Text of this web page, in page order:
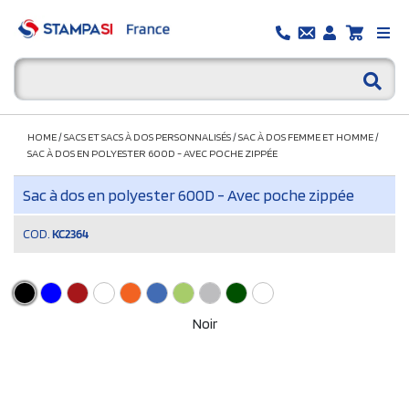
HOME/SACS ET SACS À DOS PERSONNALISÉS/SAC À DOS FEMME ET HOMME/
SAC À DOS EN POLYESTER 600D - AVEC POCHE ZIPPÉE
Sac à dos en polyester 600D - Avec poche zippée
COD. KC2364
Noir